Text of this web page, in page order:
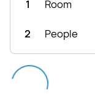
1 Room
2 People